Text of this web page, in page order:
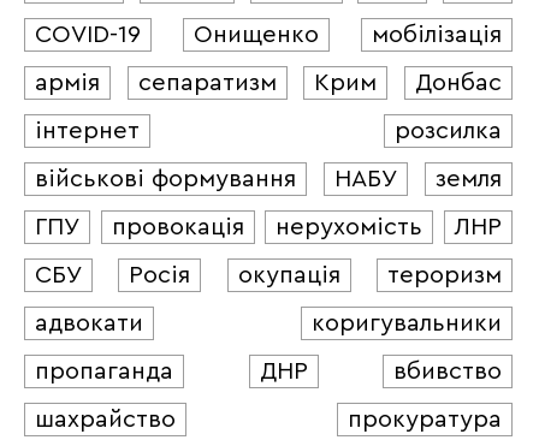
COVID-19
Онищенко
мобілізація
армія
сепаратизм Крим
Донбас
інтернет
розсилка
військові формування
НАБУ
земля
ГПУ
провокація нерухомість
ЛНР
СБУ
Росія окупація
тероризм
адвокати
коригувальники
пропаганда
ДНР
вбивство
шахрайство
прокуратура